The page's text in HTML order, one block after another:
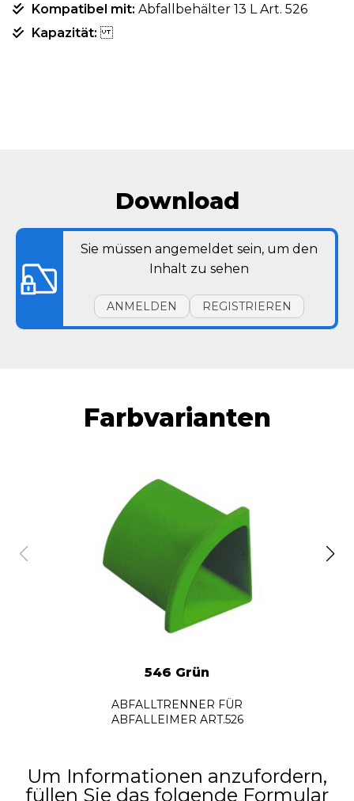
Kompatibel mit: Abfallbehälter 13 L Art. 526
Kapazität:
Download
Sie müssen angemeldet sein, um den
Inhalt zu sehen
ANMELDEN REGISTRIEREN
Farbvarianten
546 Grün
ABFALLTRENNER FÜR
ABFALLEIMER ART.526
Um Informationen anzufordern,
füllen Sie das folgende Formular